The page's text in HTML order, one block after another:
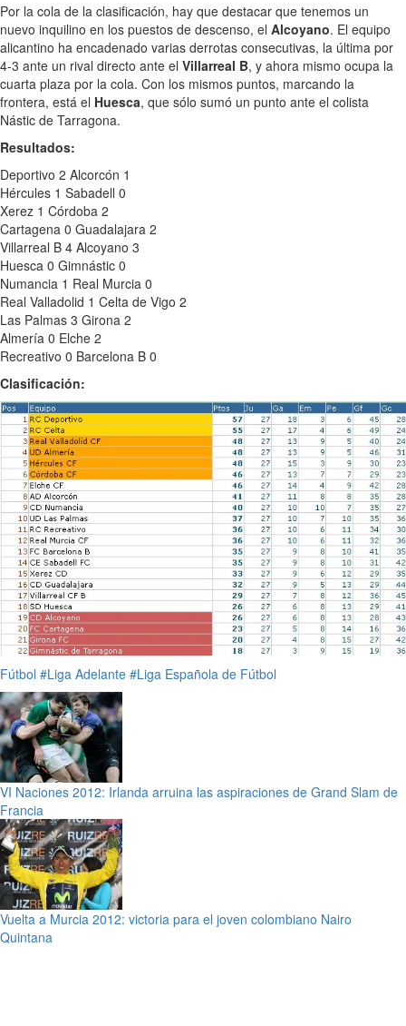
Por la cola de la clasificación, hay que destacar que tenemos un
nuevo inquilino en los puestos de descenso, el Alcoyano. El equipo
alicantino ha encadenado varias derrotas consecutivas, la última por
4-3 ante un rival directo ante el Villarreal B, y ahora mismo ocupa la
cuarta plaza por la cola. Con los mismos puntos, marcando la
frontera, está el Huesca, que sólo sumó un punto ante el colista
Nástic de Tarragona.
Resultados:
Deportivo 2 Alcorcón 1
Hércules 1 Sabadell 0
Xerez 1 Córdoba 2
Cartagena 0 Guadalajara 2
Villarreal B 4 Alcoyano 3
Huesca 0 Gimnástic 0
Numancia 1 Real Murcia 0
Real Valladolid 1 Celta de Vigo 2
Las Palmas 3 Girona 2
Almería 0 Elche 2
Recreativo 0 Barcelona B 0
Clasificación:
Fútbol #Liga Adelante #Liga Española de Fútbol
VI Naciones 2012: Irlanda arruina las aspiraciones de Grand Slam de
Francia
Vuelta a Murcia 2012: victoria para el joven colombiano Nairo
Quintana